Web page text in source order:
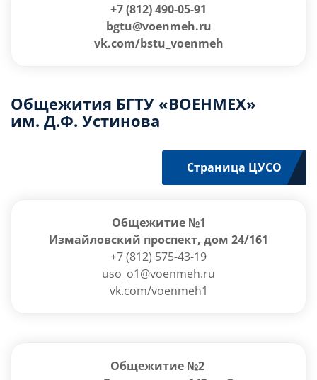
+7 (812) 490-05-91
bgtu@voenmeh.ru
vk.com/bstu_voenmeh
Общежития БГТУ «ВОЕНМЕХ»
им. Д.Ф. Устинова
Страница ЦУСО
Общежитие №1
Измайловский проспект, дом 24/161
+7 (812) 575-43-19
uso_o1@voenmeh.ru
vk.com/voenmeh1
Общежитие №2